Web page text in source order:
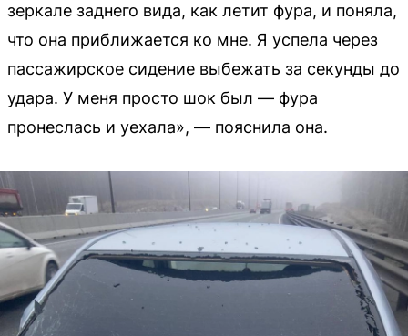
зеркале заднего вида, как летит фура, и поняла,
что она приближается ко мне. Я успела через
пассажирское сидение выбежать за секунды до
удара. У меня просто шок был — фура
пронеслась и уехала», — пояснила она.